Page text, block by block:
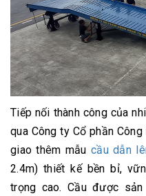
Tiếp nối thành công của
qua Công ty Cổ phần
giao thêm mẫucầu dẫn
2.4m) thiết kế bền bỉ,
trọng cao. Cầu được